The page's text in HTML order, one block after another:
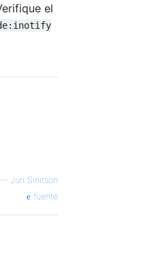
el
Juri Sinitson
fuente